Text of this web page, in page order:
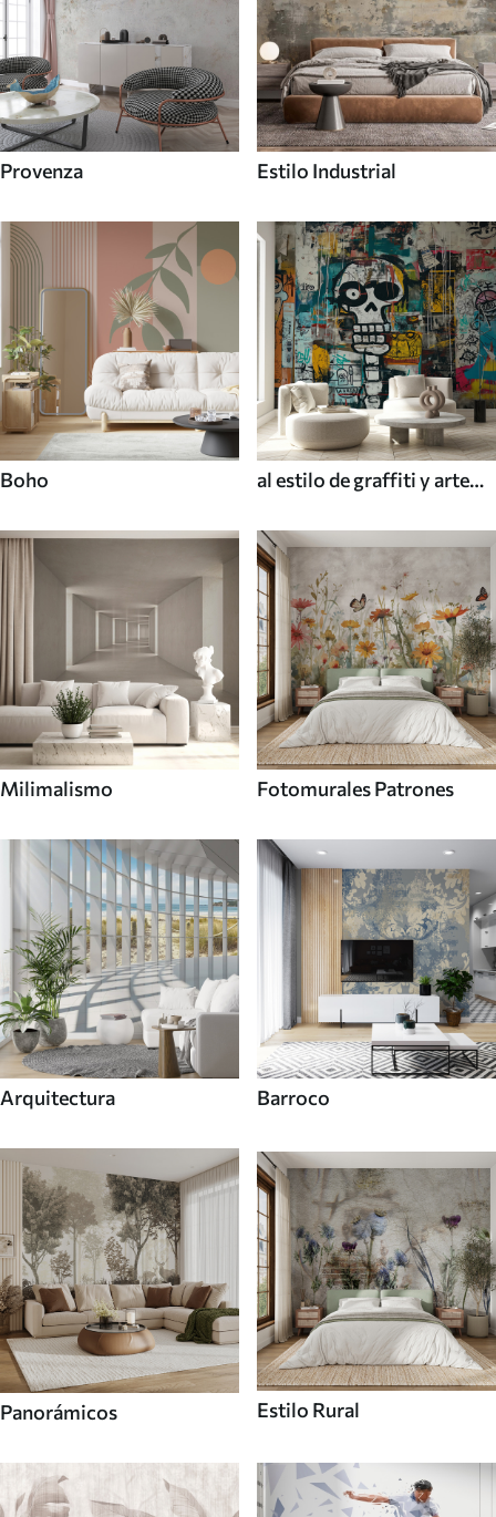
Provenza Estilo Industrial
Boho
al estilo de graffiti y arte
Milimalismo Fotomurales Patrones
Arquitectura Barroco
Panorámicos Estilo Rural